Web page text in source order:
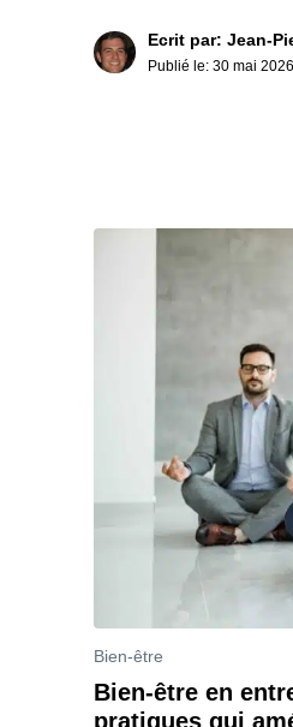
Ecrit par: Jean-
Publié le: 30 mai 2026
Bien-être
Bien-être en
pratiques qui